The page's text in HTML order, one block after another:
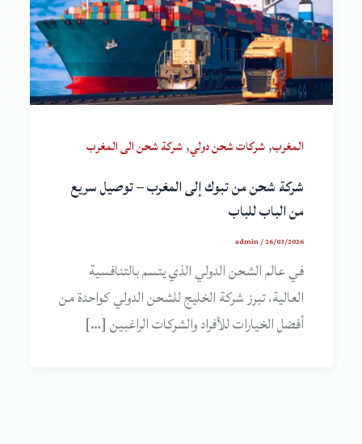
المغرب,شركات شحن دولي,شركة شحن الى المغرب
شركة شحن من تبوك إلى المغرب – توصيل سريع
من الباب للباب
admin/26/03/2026
في عالم الشحن الدولي الذي يتسم بالتنافسية
العالية، تبرز شركة الخليج للشحن الدولي كواحدة من
أفضل الخيارات للأفراد والشركات الراغبين […]